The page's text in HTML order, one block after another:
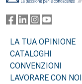
LA TUA OPINIONE
CATALOGHI
CONVENZIONI
LAVORARE CON NOI